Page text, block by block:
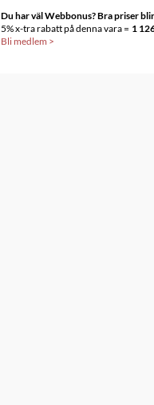
Du har väl Webbonus? Bra priser
5% x-tra rabatt på denna vara = 1
Bli medlem >